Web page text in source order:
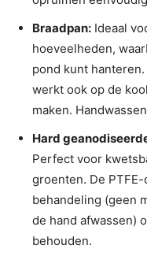
Braadpan: Ideaal
hoeveelheden,
pond kunt
werkt ook op de
maken.
Hard
Perfect voor
groenten. De
behandeling (geen
de hand afwassen)
behouden.